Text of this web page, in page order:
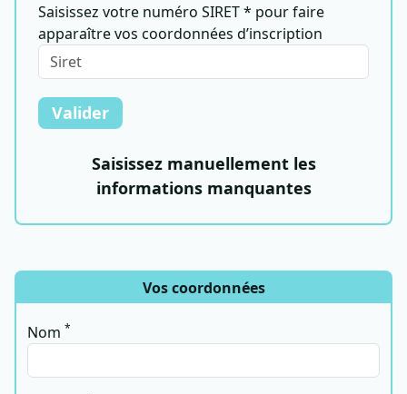
Saisissez votre numéro SIRET * pour faire
apparaître vos coordonnées d’inscription
Valider
Saisissez manuellement les
informations manquantes
Vos coordonnées
Nom *